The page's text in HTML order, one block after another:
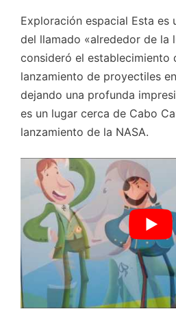
Exploración espacial Esta es
del llamado «alrededor de la
consideró el establecimiento
lanzamiento de proyectiles
dejando una profunda
es un lugar cerca de Cabo
lanzamiento de la NASA.